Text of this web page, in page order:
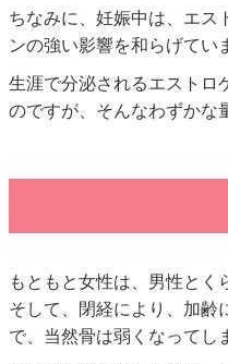
ちなみに、妊娠中は、エス
ンの強い影響を和らげてい
生涯で分泌されるエストロ
のですが、そんなわずかな
もともと女性は、男性とく
そして、閉経により、加齢
で、当然骨は弱くなってし